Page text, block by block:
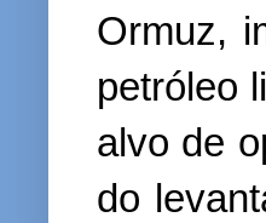
Ormuz,
petróleo
alvo de
do